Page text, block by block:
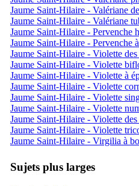
Jaume Saint-Hilaire - Valériane
Jaume Saint-Hilaire - Valériane
Jaume Saint-Hilaire - Pervenche
Jaume Saint-Hilaire - Pervenche
Jaume Saint-Hilaire - Violette
Jaume Saint-Hilaire - Violette
Jaume Saint-Hilaire - Violette à
Jaume Saint-Hilaire - Violette
Jaume Saint-Hilaire - Violette
Jaume Saint-Hilaire - Violette
Jaume Saint-Hilaire - Violette
Jaume Saint-Hilaire - Violette
Jaume Saint-Hilaire - Virgilia à
Sujets plus larges